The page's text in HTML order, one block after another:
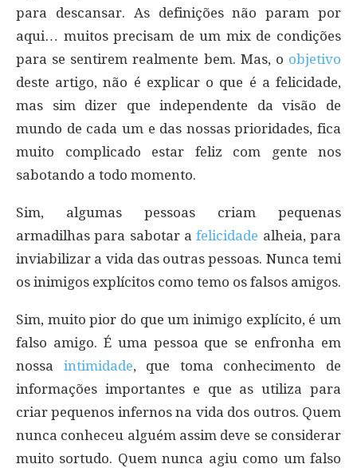
para descansar. As definições não param por
aqui… muitos precisam de um mix de condições
para se sentirem realmente bem. Mas, o objetivo
deste artigo, não é explicar o que é a felicidade,
mas sim dizer que independente da visão de
mundo de cada um e das nossas prioridades, fica
muito complicado estar feliz com gente nos
sabotando a todo momento.
Sim, algumas pessoas criam pequenas
armadilhas para sabotar afelicidade alheia, para
inviabilizar a vida das outras pessoas. Nunca temi
os inimigos explícitos como temo os falsos amigos.
Sim, muito pior do que um inimigo explícito, é um
falso amigo. É uma pessoa que se enfronha em
nossa intimidade, que toma conhecimento de
informações importantes e que as utiliza para
criar pequenos infernos na vida dos outros. Quem
nunca conheceu alguém assim deve se considerar
muito sortudo. Quem nunca agiu como um falso